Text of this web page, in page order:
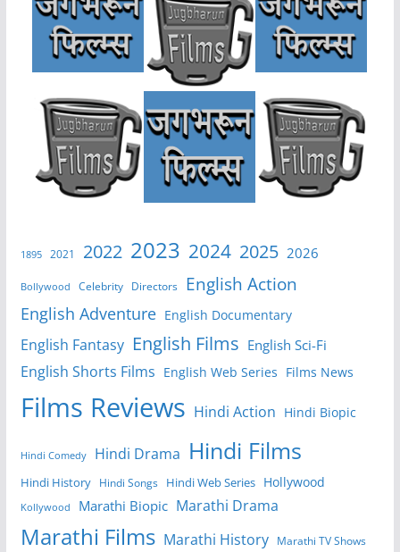
1895 2021 2022 2023 2024 2025 2026
Bollywood Celebrity Directors English Action
English Adventure English Documentary
English Fantasy English Films English Sci-Fi
English Shorts Films English Web Series Films News
Films Reviews Hindi Action Hindi Biopic
Hindi Comedy Hindi Drama Hindi Films
Hindi History Hindi Songs Hindi Web Series Hollywood
Kollywood Marathi Biopic Marathi Drama
Marathi Films Marathi History Marathi TV Shows